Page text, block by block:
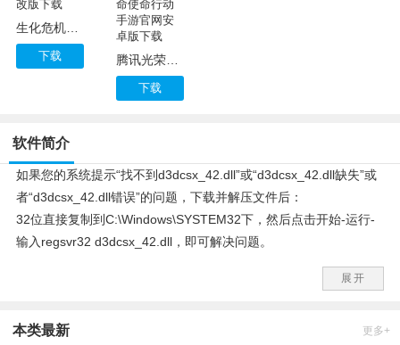
生化危机MAX变态版下载|生化危机MAXBT修改版下载
下载 腾讯光荣使命使命行动手游下载|腾讯光荣使命使命行动手游官网安卓版下载
下载
软件简介
如果您的系统提示“找不到d3dcsx_42.dll”或“d3dcsx_42.dll缺失”或
者“d3dcsx_42.dll错误”的问题，下载并解压文件后：
32位直接复制到C:\Windows\SYSTEM32下，然后点击开始-运行-
输入regsvr32 d3dcsx_42.dll，即可解决问题。
64位复制文件到c:\Windows\SysWOW64，开始-程序-附件-命令提
如果上述方法无法解决问题，也可尝试安装：Directx 9.0C
展开
本类最新 更多+